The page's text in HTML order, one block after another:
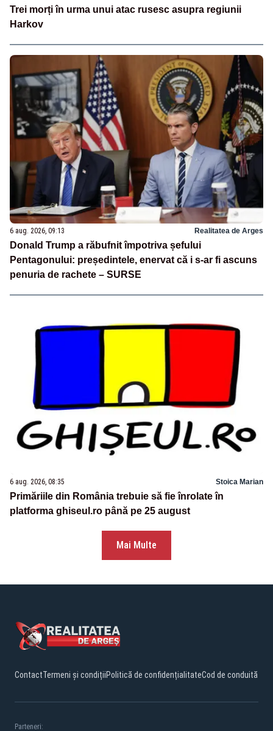
Trei morți în urma unui atac rusesc asupra regiunii
Harkov
6 aug. 2026, 09:13 Realitatea de Arges
Donald Trump a răbufnit împotriva șefului
Pentagonului: președintele, enervat că i s-ar fi ascuns
penuria de rachete – SURSE
6 aug. 2026, 08:35 Stoica Marian
Primăriile din România trebuie să fie înrolate în
platforma ghiseul.ro până pe 25 august
Mai Multe
ContactTermeni și condițiiPolitică de confidențialitateCod de conduită
Parteneri: